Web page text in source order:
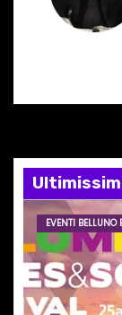
n
a
r
t
i
EVENTI